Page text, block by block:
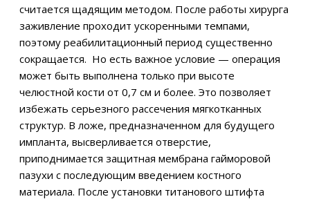
считается щадящим методом. После работы хирурга
заживление проходит ускоренными темпами,
поэтому реабилитационный период существенно
сокращается. Но есть важное условие — операция
может быть выполнена только при высоте
челюстной кости от 0,7 см и более. Это позволяет
избежать серьезного рассечения мягкотканных
структур. В ложе, предназначенном для будущего
импланта, высверливается отверстие,
приподнимается защитная мембрана гайморовой
пазухи с последующим введением костного
материала. После установки титанового штифта